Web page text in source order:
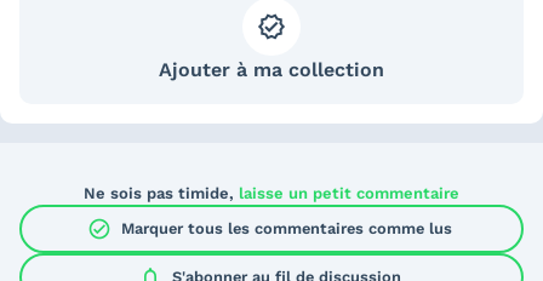
Ajouter à ma collection
Ne sois pas timide, laisse un petit commentaire
check_circle Marquer tous les commentaires comme lus
S'abonner au fil de discussion